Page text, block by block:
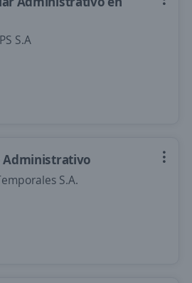
S.A
Administrativo
S.A.